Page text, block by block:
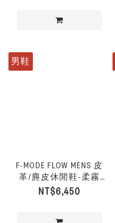
男鞋
F-MODE FLOW MENS 皮
革/麂皮休閒鞋-柔霧
灰/炭灰色
NT$6,450